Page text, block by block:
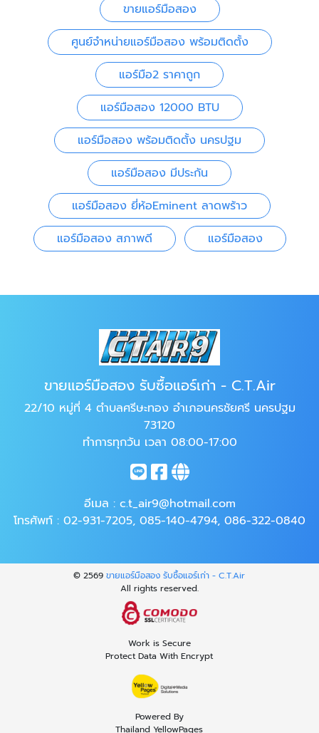
ขายแอร์มือสอง
ศูนย์จำหน่ายแอร์มือสอง พร้อมติดตั้ง
แอร์มือ2 ราคาถูก
แอร์มือสอง 12000 BTU
แอร์มือสอง พร้อมติดตั้ง นครปฐม
แอร์มือสอง มีประกัน
แอร์มือสอง ยี่ห้อEminent ลาดพร้าว
แอร์มือสอง สภาพดี
แอร์มือสอง
ขายแอร์มือสอง รับซื้อแอร์เก่า - C.T.Air
22/10 หมู่ที่ 4 ตำบลศรีษะทอง อำเภอนครชัยศรี นครปฐม
73120
ทำการทุกวัน เวลา 08:00-17:00
อีเมล : c.t_air9@hotmail.com
โทรศัพท์ : 02-931-7205, 085-140-4794, 086-322-0840
© 2569ขายแอร์มือสอง รับซื้อแอร์เก่า - C.T.Air
All rights reserved.
Work is Secure
Protect Data With Encrypt
Powered By
Thailand YellowPages